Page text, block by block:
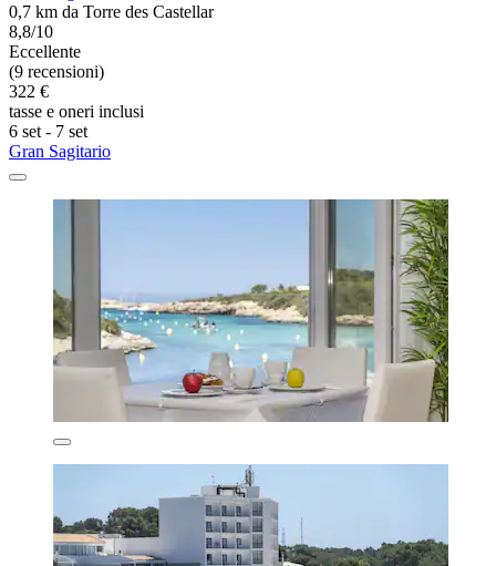
0,7 km da Torre des Castellar
8,8/10
Eccellente
(9 recensioni)
322 €
tasse e oneri inclusi
6 set - 7 set
Gran Sagitario